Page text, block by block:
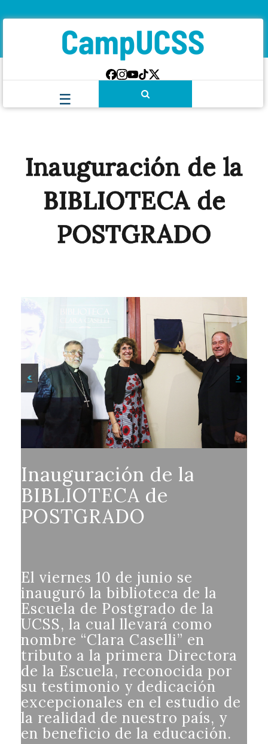
Inauguración de la
BIBLIOTECA de
POSTGRADO
< >
Inauguración de la
BIBLIOTECA de
POSTGRADO
El viernes 10 de junio se
inauguró la biblioteca de la
Escuela de Postgrado de la
UCSS, la cual llevará como
nombre “Clara Caselli” en
tributo a la primera Directora
de la Escuela, reconocida por
su testimonio y dedicación
excepcionales en el estudio de
la realidad de nuestro país, y
en beneficio de la educación.